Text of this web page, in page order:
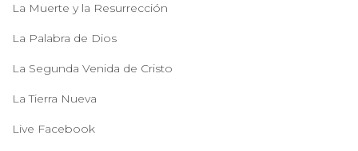
La Muerte y la Resurrección
La Palabra de Dios
La Segunda Venida de Cristo
La Tierra Nueva
Live Facebook